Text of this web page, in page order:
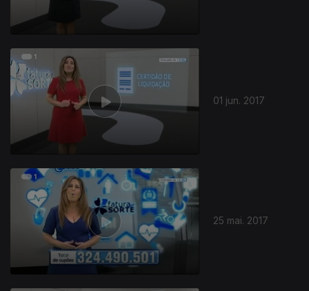
01 jun. 2017
25 mai. 2017